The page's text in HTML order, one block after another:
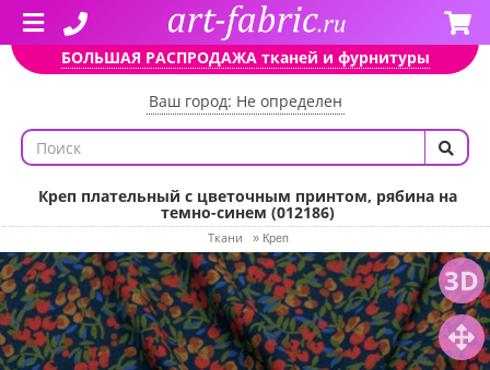
БОЛЬШАЯ РАСПРОДАЖА тканей и фурнитуры
Ваш город: Не определен
Креп плательный с цветочным принтом, рябина на
темно-синем (012186)
Ткани » Креп
3D